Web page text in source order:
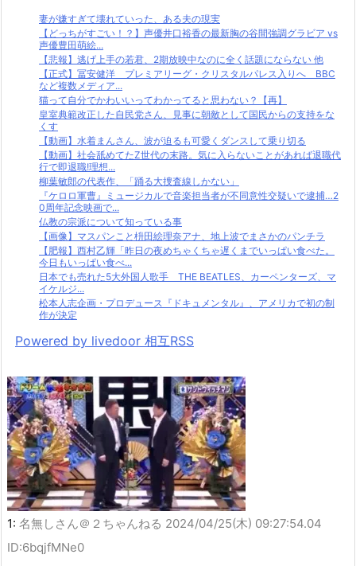
妻が嫌すぎて壊れていった、ある夫の現実
【どっちがすごい！？】声優井口裕香の最新胸の谷間強調グラビア vs
声優豊田萌絵...
【悲報】逃げ上手の若君、2期放映中なのに全く話題にならない 他
【正式】冨安健洋 プレミアリーグ・クリスタルパレス入りへ BBC
など複数メディア...
猫って自分でかわいいってわかってると思わない？【再】
皇室典範改正した自民党さん、見事に朝敵として国民からの支持をな
くす
【動画】水着まんさん、波が迫るも可愛くダンスして乗り切る
【動画】社会舐めてたZ世代の末路。気に入らないことがあれば退職代
行で即退職!理想...
柳葉敏郎の代表作、「踊る大捜査線しかない」
『ケロロ軍曹』ミュージカルで音楽担当者が不同意性交疑いで逮捕…2
0周年記念映画で...
仏教の宗派について知っている事
【画像】マスパンこと枡田絵理奈アナ、地上波でまさかのパンチラ
【肥報】西村乙輝「昨日の夜めちゃくちゃ遅くまでいっぱい食べた。
今日もいっぱい食べ...
日本でも売れた5大外国人歌手 THE BEATLES、カーペンターズ、マ
イケルジ...
松本人志企画・プロデュース『ドキュメンタル』、アメリカで初の制
作が決定
Powered by livedoor 相互RSS
1: 名無しさん＠２ちゃんねる 2024/04/25(木) 09:27:54.04
ID:6bqjfMNe0